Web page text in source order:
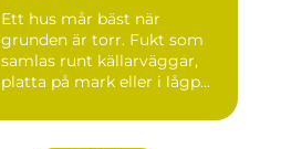
Ett hus mår bäst när
grunden är torr. Fukt som
samlas runt källarväggar,
platta på mark eller i lågp...